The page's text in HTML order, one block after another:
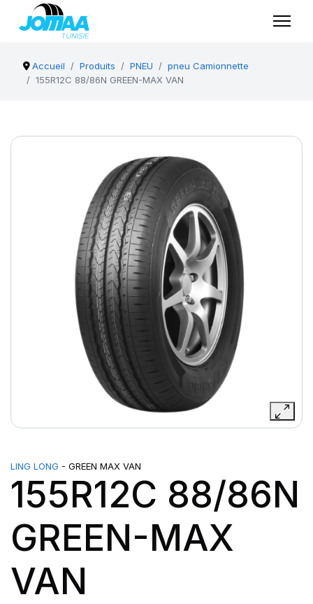
Accueil Produits PNEU
pneu Camionnette
155R12C 88/86N GREEN-MAX VAN
LING LONG - GREEN MAX VAN
155R12C 88/86N
GREEN-MAX
VAN